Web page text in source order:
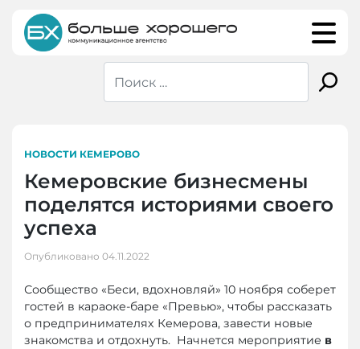
content
НОВОСТИ КЕМЕРОВО
Кемеровские бизнесмены
поделятся историями своего
успеха
Опубликовано 04.11.2022
Сообщество «Беси, вдохновляй» 10 ноября соберет
гостей в караоке-баре «Превью», чтобы рассказать
о предпринимателях Кемерова, завести новые
знакомства и отдохнуть. Начнется мероприятие в